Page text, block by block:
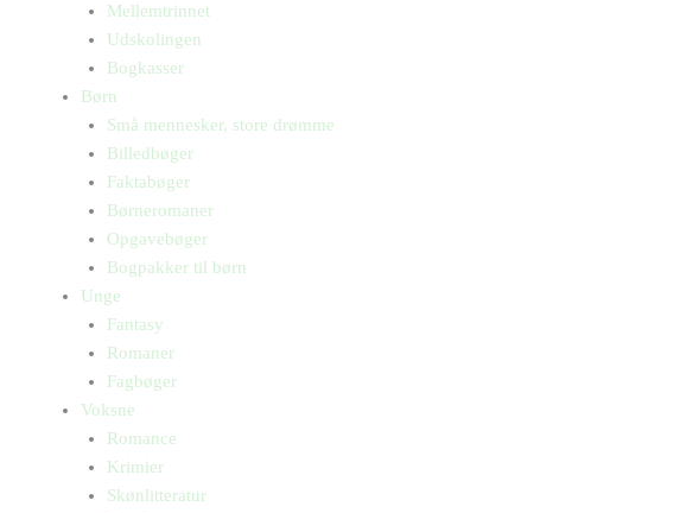
Mellemtrinnet
Udskolingen
Bogkasser
Børn
Små mennesker, store drømme
Billedbøger
Faktabøger
Børneromaner
Opgavebøger
Bogpakker til børn
Unge
Fantasy
Romaner
Fagbøger
Voksne
Romance
Krimier
Skønlitteratur